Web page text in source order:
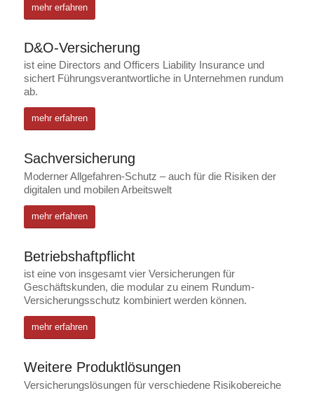
mehr erfahren
D&O-Versicherung
ist eine Directors and Officers Liability Insurance und
sichert Führungsverantwortliche in Unternehmen rundum
ab.
mehr erfahren
Sachversicherung
Moderner Allgefahren-Schutz – auch für die Risiken der
digitalen und mobilen Arbeitswelt
mehr erfahren
Betriebshaftpflicht
ist eine von insgesamt vier Versicherungen für
Geschäftskunden, die modular zu einem Rundum-
Versicherungsschutz kombiniert werden können.
mehr erfahren
Weitere Produktlösungen
Versicherungslösungen für verschiedene Risikobereiche